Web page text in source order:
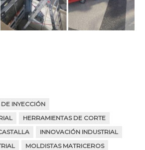
INYECCIÓN
HERRAMIENTAS DE CORTE
INNOVACIÓN INDUSTRIAL
MOLDISTAS MATRICEROS